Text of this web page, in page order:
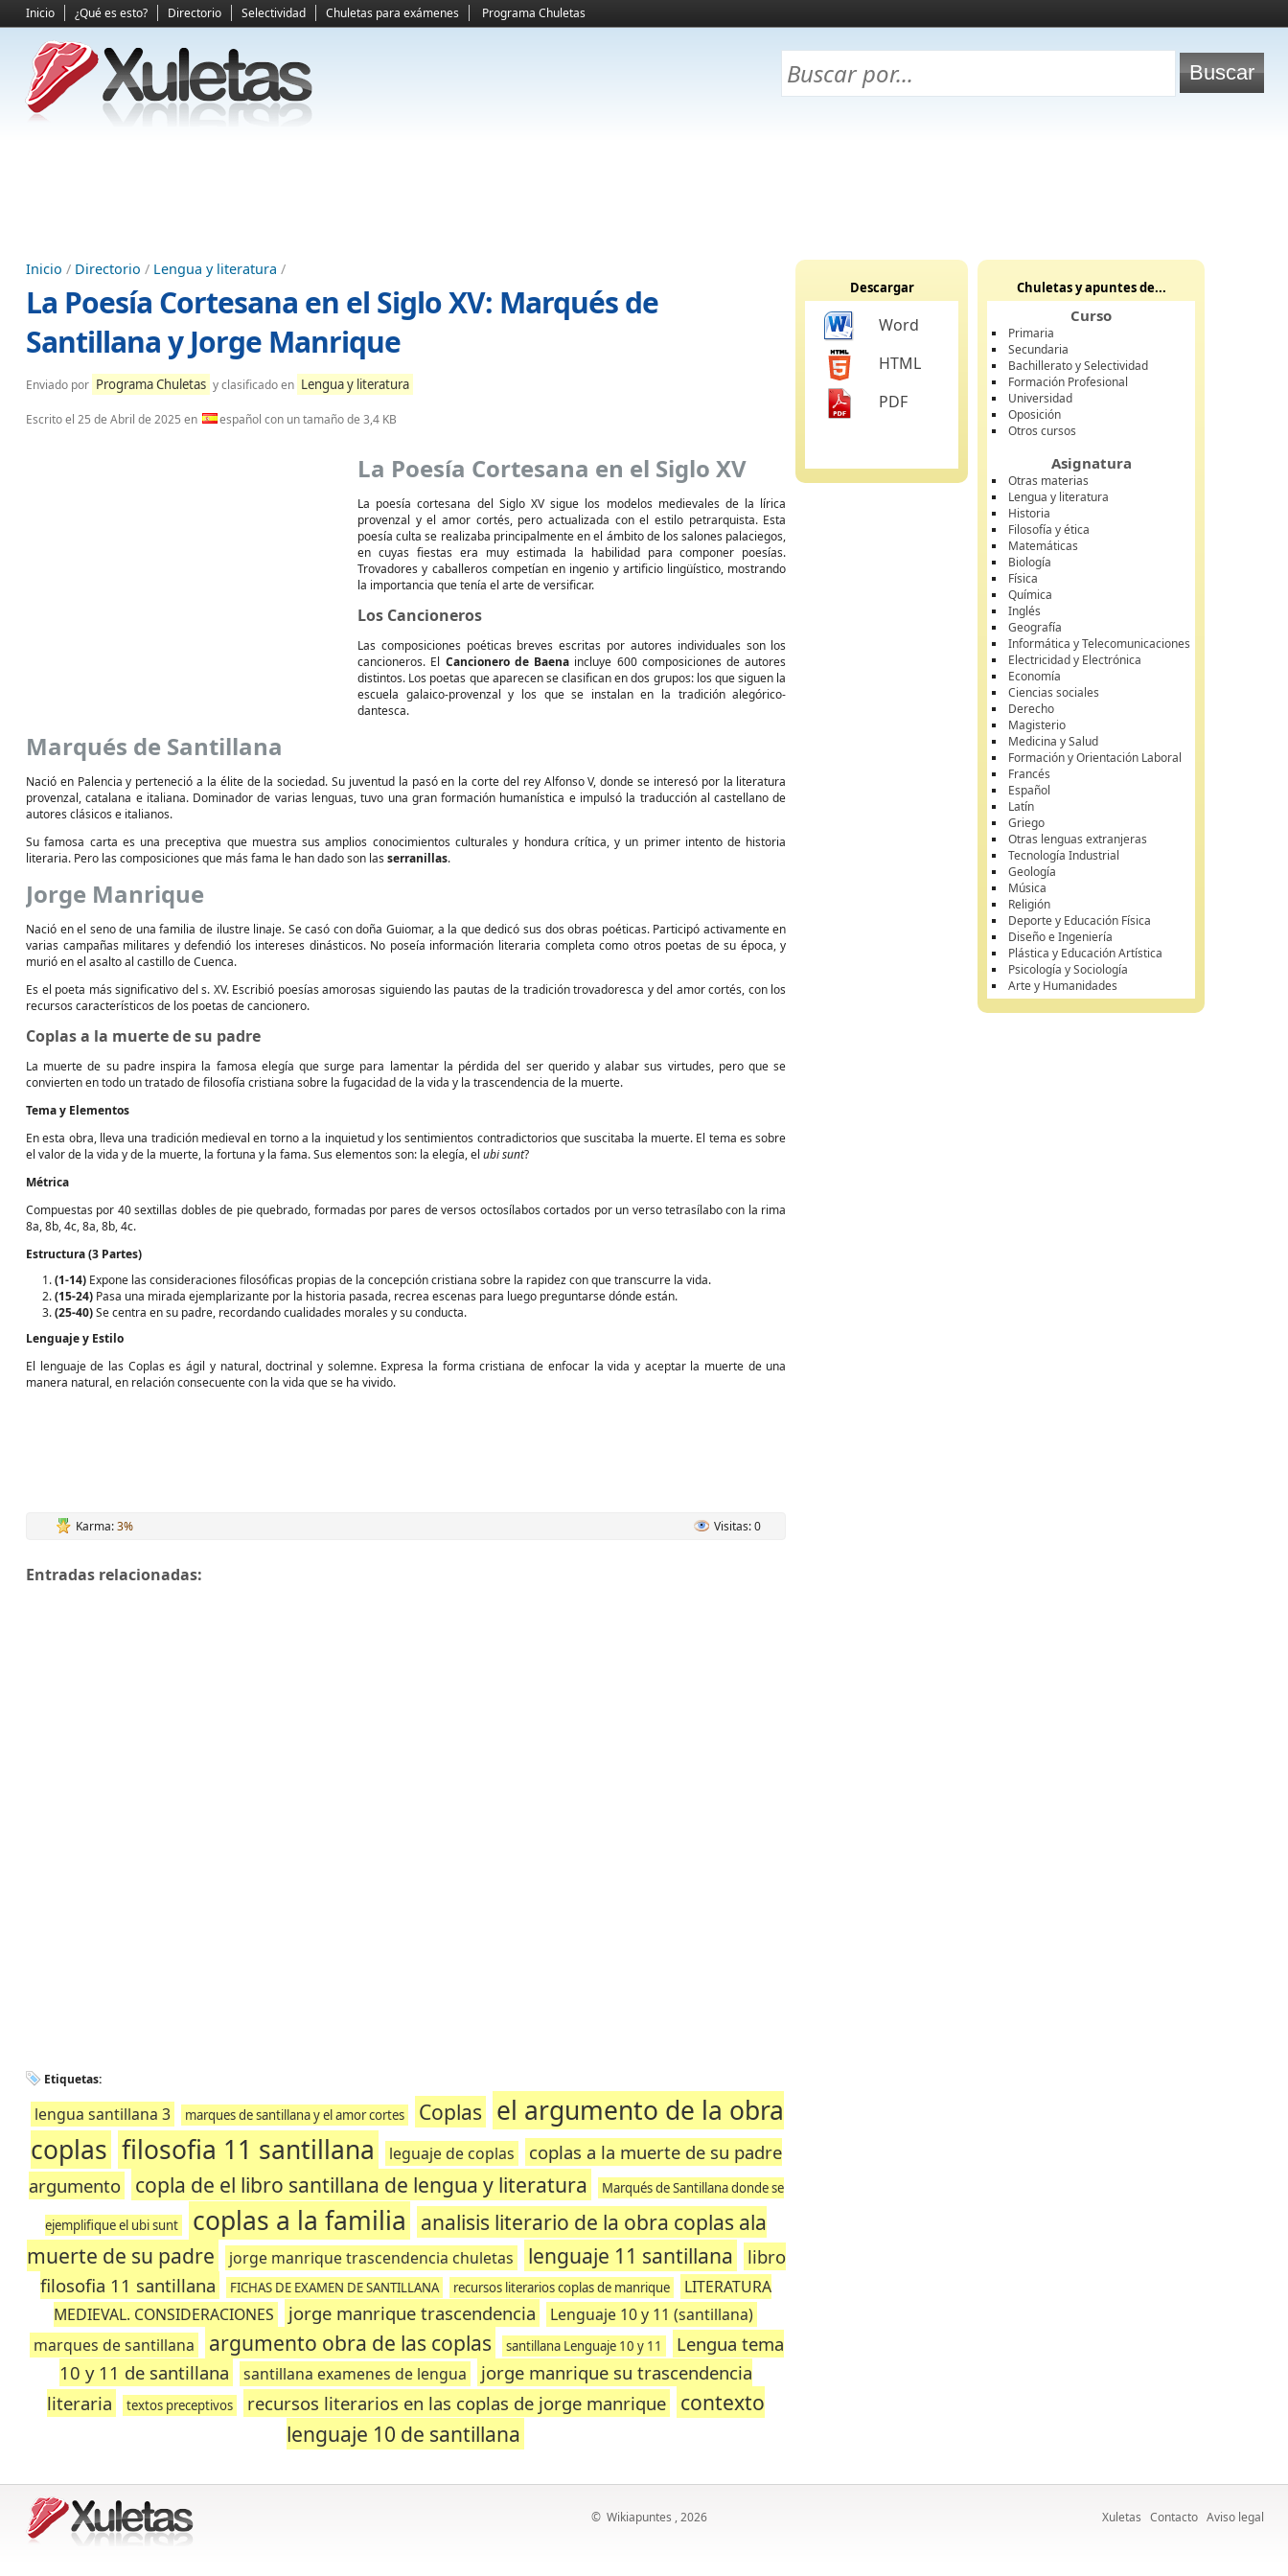
Inicio ¿Qué es esto? Directorio Selectividad Chuletas para exámenes Programa Chuletas
Inicio / Directorio / Lengua y literatura /
La Poesía Cortesana en el Siglo XV: Marqués de
Santillana y Jorge Manrique
Enviado por Programa Chuletas y clasificado en Lengua y literatura
Escrito el 25 de Abril de 2025 en español con un tamaño de 3,4 KB
La Poesía Cortesana en el Siglo XV
La poesía cortesana del Siglo XV sigue los modelos medievales de la lírica
provenzal y el amor cortés, pero actualizada con el estilo petrarquista. Esta
poesía culta se realizaba principalmente en el ámbito de los salones palaciegos,
en cuyas fiestas era muy estimada la habilidad para componer poesías.
Trovadores y caballeros competían en ingenio y artificio lingüístico, mostrando
la importancia que tenía el arte de versificar.
Los Cancioneros
Las composiciones poéticas breves escritas por autores individuales son los
cancioneros. El Cancionero de Baena incluye 600 composiciones de autores
distintos. Los poetas que aparecen se clasifican en dos grupos: los que siguen la
escuela galaico-provenzal y los que se instalan en la tradición alegórico-
dantesca.
Marqués de Santillana
Nació en Palencia y perteneció a la élite de la sociedad. Su juventud la pasó en la corte del rey Alfonso V, donde se interesó por la literatura
provenzal, catalana e italiana. Dominador de varias lenguas, tuvo una gran formación humanística e impulsó la traducción al castellano de
autores clásicos e italianos.
Su famosa carta es una preceptiva que muestra sus amplios conocimientos culturales y hondura crítica, y un primer intento de historia
literaria. Pero las composiciones que más fama le han dado son las serranillas.
Jorge Manrique
Nació en el seno de una familia de ilustre linaje. Se casó con doña Guiomar, a la que dedicó sus dos obras poéticas. Participó activamente en
varias campañas militares y defendió los intereses dinásticos. No poseía información literaria completa como otros poetas de su época, y
murió en el asalto al castillo de Cuenca.
Es el poeta más significativo del s. XV. Escribió poesías amorosas siguiendo las pautas de la tradición trovadoresca y del amor cortés, con los
recursos característicos de los poetas de cancionero.
Coplas a la muerte de su padre
La muerte de su padre inspira la famosa elegía que surge para lamentar la pérdida del ser querido y alabar sus virtudes, pero que se
convierten en todo un tratado de filosofía cristiana sobre la fugacidad de la vida y la trascendencia de la muerte.
Tema y Elementos
En esta obra, lleva una tradición medieval en torno a la inquietud y los sentimientos contradictorios que suscitaba la muerte. El tema es sobre
el valor de la vida y de la muerte, la fortuna y la fama. Sus elementos son: la elegía, el ubi sunt?
Métrica
Compuestas por 40 sextillas dobles de pie quebrado, formadas por pares de versos octosílabos cortados por un verso tetrasílabo con la rima
8a, 8b, 4c, 8a, 8b, 4c.
Estructura (3 Partes)
(1-14) Expone las consideraciones filosóficas propias de la concepción cristiana sobre la rapidez con que transcurre la vida.
(15-24) Pasa una mirada ejemplarizante por la historia pasada, recrea escenas para luego preguntarse dónde están.
(25-40)Se centra en su padre, recordando cualidades morales y su conducta.
Lenguaje y Estilo
El lenguaje de las Coplas es ágil y natural, doctrinal y solemne. Expresa la forma cristiana de enfocar la vida y aceptar la muerte de una
manera natural, en relación consecuente con la vida que se ha vivido.
Karma:3% Visitas: 0
Entradas relacionadas:
Etiquetas:
lengua santillana 3 marques de santillana y el amor cortes Coplas el argumento de la obra
coplas filosofia 11 santillana leguaje de coplas
coplas a la muerte de su padre
argumento
copla de el libro santillana de lengua y literatura Marqués de Santillana donde se
ejemplifique el ubi sunt coplas a la familia
analisis literario de la obra coplas ala
muerte de su padre
jorge manrique trascendencia chuletas lenguaje 11 santillana
libro
filosofia 11 santillana
FICHAS DE EXAMEN DE SANTILLANA recursos literarios coplas de manrique
LITERATURA
MEDIEVAL. CONSIDERACIONES
jorge manrique trascendencia
Lenguaje 10 y 11 (santillana)
marques de santillana
argumento obra de las coplas santillana Lenguaje 10 y 11
Lengua tema
10 y 11 de santillana
santillana examenes de lengua
jorge manrique su trascendencia
literaria
textos preceptivos recursos literarios en las coplas de jorge manrique
contexto
lenguaje 10 de santillana
Descargar
Word
HTML
PDF
Chuletas y apuntes de...
Curso
Primaria
Secundaria
Bachillerato y Selectividad
Formación Profesional
Universidad
Oposición
Otros cursos
Asignatura
Otras materias
Lengua y literatura
Historia
Filosofía y ética
Matemáticas
Biología
Física
Química
Inglés
Geografía
Informática y Telecomunicaciones
Electricidad y Electrónica
Economía
Ciencias sociales
Derecho
Magisterio
Medicina y Salud
Formación y Orientación Laboral
Francés
Español
Latín
Griego
Otras lenguas extranjeras
Tecnología Industrial
Geología
Música
Religión
Deporte y Educación Física
Diseño e Ingeniería
Plástica y Educación Artística
Psicología y Sociología
Arte y Humanidades
Xuletas Contacto Aviso legal
© Wikiapuntes , 2026